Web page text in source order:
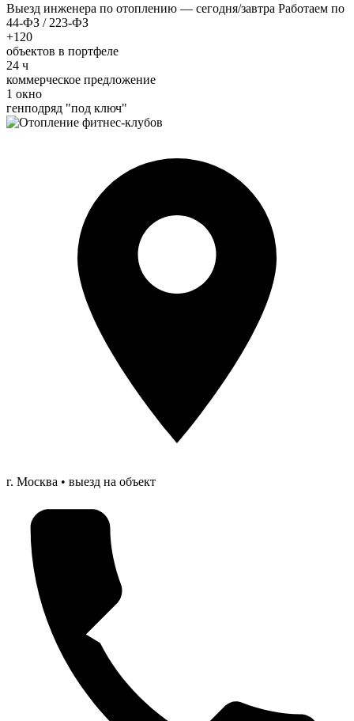
Выезд инженера по отоплению — сегодня/завтра Работаем по
44-ФЗ / 223-ФЗ
+120
объектов в портфеле
24 ч
коммерческое предложение
1 окно
генподряд "под ключ"
г. Москва • выезд на объект